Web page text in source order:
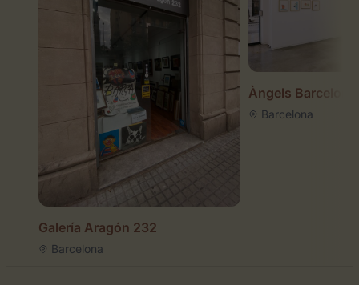
Galería Aragón 232
Barcelona
Àngels Barcelona
Barcelona